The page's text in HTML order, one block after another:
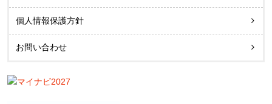
個人情報保護方針
お問い合わせ